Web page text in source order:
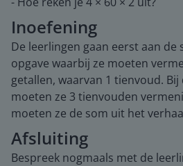
Inoefening
De leerlingen gaan eerst aan de
opgave waarbij ze moeten
getallen, waarvan 1 tienvoud.
moeten ze 3 tienvouden
moeten ze de som uit het
Afsluiting
Bespreek nogmaals met de